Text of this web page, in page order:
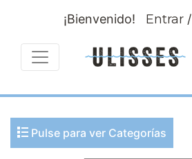
¡Bienvenido! Entrar/
Pulse para ver Categorías